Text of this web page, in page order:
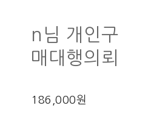
n님 개인구
매대행의뢰
186,000원